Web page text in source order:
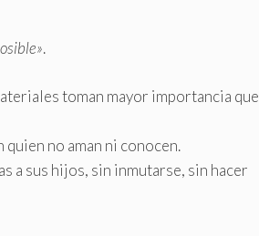
.
toman mayor importancia que
no aman ni conocen.
a sus hijos, sin inmutarse, sin hacer